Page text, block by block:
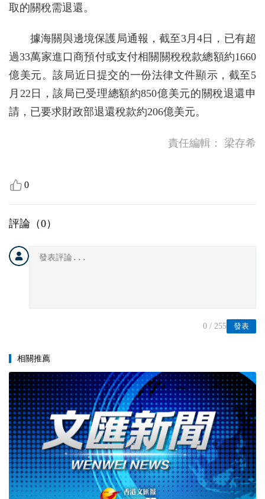
取的關稅需退還。
據海關與邊境保護局通報，截至3月4日，已有超
過33萬家進口商預付或支付相關關稅稅款總額約1660
億美元。該局近日提交的一份法律文件顯示，截至5
月22日，該局已受理總額約850億美元的關稅退還申
請，已要求財政部退還稅款約206億美元。
責任編輯： 梁存希
0
評論（0）
發表
0 / 255
相關推薦